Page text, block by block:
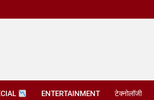
ENTERTAINMENT टेक्नोलॉजी